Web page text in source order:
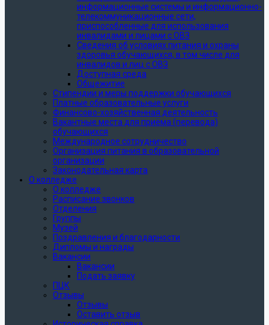
информационные системы и информационно-
телекоммуникационные сети,
приспособленные для использования
инвалидами и лицами с ОВЗ
Сведения об условиях питания и охраны
здоровья обучающихся, в том числе для
инвалидов и лиц с ОВЗ
Доступная среда
Общежитие
Стипендии и меры поддержки обучающихся
Платные образовательные услуги
Финансово-хозяйственная деятельность
Вакантные места для приёма (перевода)
обучающихся
Международное сотрудничество
Организация питания в образовательной
организации
Законодательная карта
О колледже
О колледже
Расписание звонков
Отделения
Группы
Музей
Поздравления и благодарности
Дипломы и награды
Вакансии
Вакансии
Подать заявку
ПЦК
Отзывы
Отзывы
Оставить отзыв